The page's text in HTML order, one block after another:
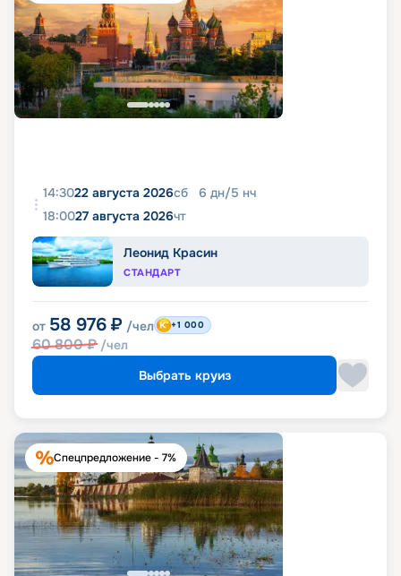
14:3022 августа 2026сб 6 дн/5 нч
18:0027 августа 2026чт
Леонид Красин
СТАНДАРТ
от 58 976 ₽ /чел
60 800₽ /чел
+1 000
Выбрать круиз
Спецпредложение - 7%